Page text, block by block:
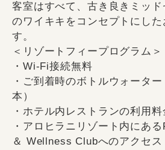
客室はすべて、古き良きミッ
のワイキキをコンセプトにし
す。
＜リゾートフィープログラム＞
・Wi-Fi接続無料
・ご到着時のボトルウォータ
本）
・ホテル内レストランの利用料
・アロヒラニリゾート内にあ
＆ Wellness Clubへのアクセス